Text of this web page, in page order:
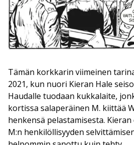
Tämän korkkarin viimeinen
2021, kun nuori Kieran Hale
Haudalle tuodaan kukkalaite,
kortissa salaperäinen M. kiittää
henkensä pelastamisesta.
M:n henkilöllisyyden